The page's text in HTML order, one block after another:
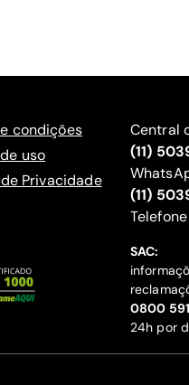
condições
uso
Privacidade
Central
(11)
(11)
SAC:
‍0800
24h por